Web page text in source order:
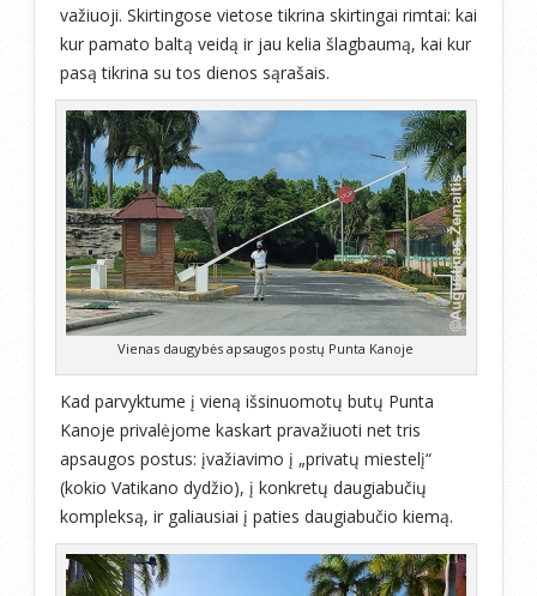
važiuoji. Skirtingose vietose tikrina skirtingai rimtai: kai
kur pamato baltą veidą ir jau kelia šlagbaumą, kai kur
pasą tikrina su tos dienos sąrašais.
Vienas daugybės apsaugos postų Punta Kanoje
Kad parvyktume į vieną išsinuomotų butų Punta
Kanoje privalėjome kaskart pravažiuoti net tris
apsaugos postus: įvažiavimo į „privatų miestelį“
(kokio Vatikano dydžio), į konkretų daugiabučių
kompleksą, ir galiausiai į paties daugiabučio kiemą.